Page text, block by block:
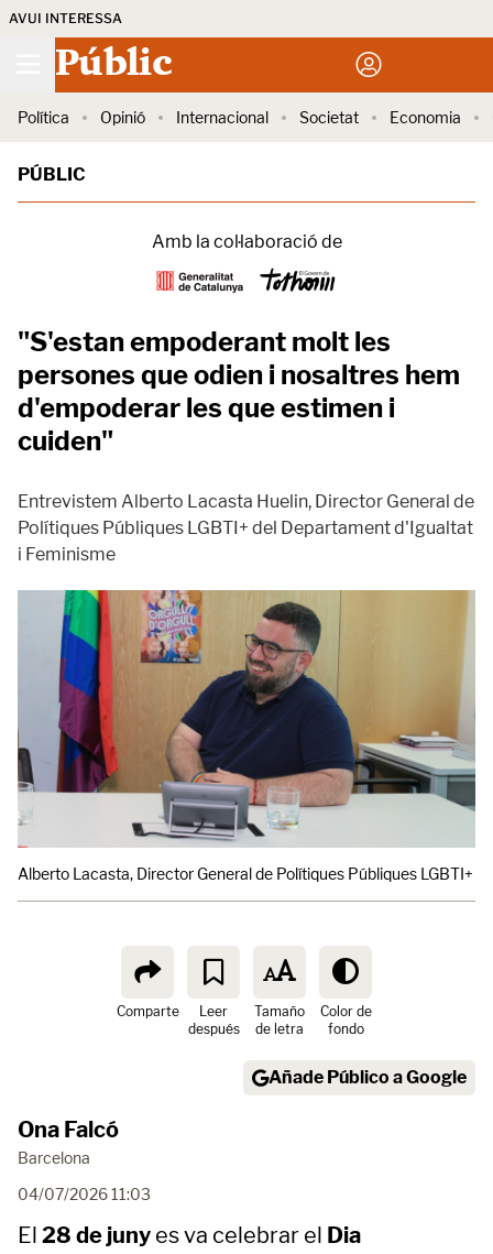
AVUI INTERESSA
Públic
Política Opinió Internacional Societat Economia
PÚBLIC
Amb la col·laboració de
"S'estan empoderant molt les
persones que odien i nosaltres hem
d'empoderar les que estimen i
cuiden"
Entrevistem Alberto Lacasta Huelin, Director General de
Polítiques Públiques LGBTI+ del Departament d'Igualtat
i Feminisme
Alberto Lacasta, Director General de Polítiques Públiques LGBTI+
Comparte
Leer
después
Tamaño
de letra
Color de
fondo
Añade Público a Google
Ona Falcó
Barcelona
04/07/2026 11:03
El 28 de juny es va celebrar el Dia